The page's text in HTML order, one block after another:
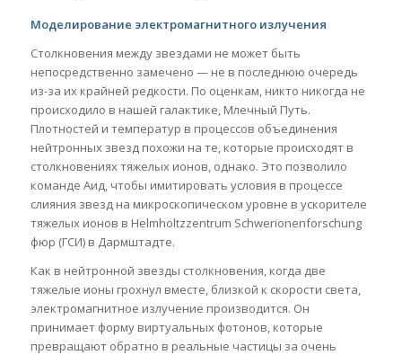
Моделирование электромагнитного излучения
Столкновения между звездами не может быть
непосредственно замечено — не в последнюю очередь
из-за их крайней редкости. По оценкам, никто никогда не
происходило в нашей галактике, Млечный Путь.
Плотностей и температур в процессов объединения
нейтронных звезд похожи на те, которые происходят в
столкновениях тяжелых ионов, однако. Это позволило
команде Аид, чтобы имитировать условия в процессе
слияния звезд на микроскопическом уровне в ускорителе
тяжелых ионов в Helmholtzzentrum Schwerionenforschung
фюр (ГСИ) в Дармштадте.
Как в нейтронной звезды столкновения, когда две
тяжелые ионы грохнул вместе, близкой к скорости света,
электромагнитное излучение производится. Он
принимает форму виртуальных фотонов, которые
превращают обратно в реальные частицы за очень